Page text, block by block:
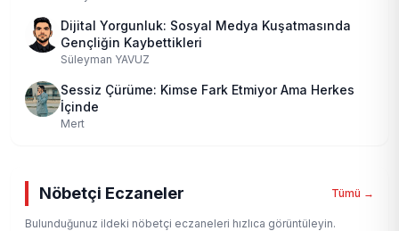
Dijital Yorgunluk: Sosyal Medya Kuşatmasında
Gençliğin Kaybettikleri
Süleyman YAVUZ
Sessiz Çürüme: Kimse Fark Etmiyor Ama Herkes
İçinde
Mert
Nöbetçi Eczaneler Tümü →
Bulunduğunuz ildeki nöbetçi eczaneleri hızlıca görüntüleyin.